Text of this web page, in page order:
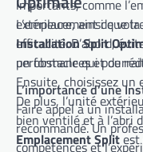
importants, comme
Installation Split
performances et de
L’emplacement de
efficacité. D’abord, évitez de placer l’unité intérieure face à
un obstacle qui
Ensuite, choisissez un
De plus, l’unité
Emplacement Splitest
L’importance d’une
Faire appel à un
recommandé. Un professionnel qualifié possède les
compétences et